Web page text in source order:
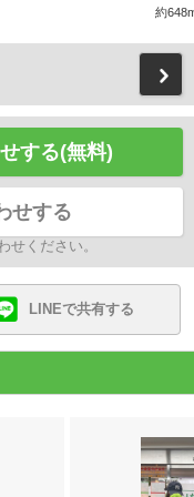
約
する(無料)
せする
せください。
LINEで共有する